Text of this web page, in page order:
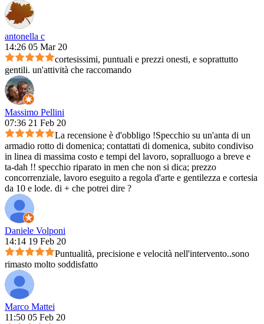
antonella c
14:26 05 Mar 20
cortesissimi, puntuali e prezzi onesti, e soprattutto
gentili. un'attività che raccomando
Massimo Pellini
07:36 21 Feb 20
La recensione è d'obbligo !Specchio su un'anta di un
armadio rotto di domenica; contattati di domenica, subito condiviso
in linea di massima costo e tempi del lavoro, sopralluogo a breve e
ta-dah !! specchio riparato in men che non si dica; prezzo
concorrenziale, lavoro eseguito a regola d'arte e gentilezza e cortesia
da 10 e lode. di + che potrei dire ?
Daniele Volponi
14:14 19 Feb 20
Puntualità, precisione e velocità nell'intervento..sono
rimasto molto soddisfatto
Marco Mattei
11:50 05 Feb 20